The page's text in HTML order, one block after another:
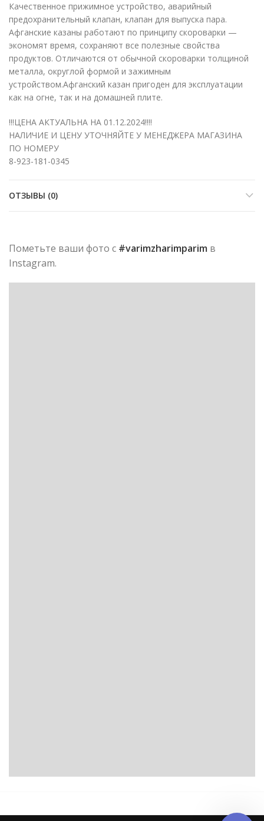
Качественное прижимное устройство, аварийный
предохранительный клапан, клапан для выпуска пара.
Афганские казаны работают по принципу скороварки —
экономят время, сохраняют все полезные свойства
продуктов. Отличаются от обычной скороварки толщиной
металла, округлой формой и зажимным
устройством.Афганский казан пригоден для эксплуатации
как на огне, так и на домашней плите.
!!!ЦЕНА АКТУАЛЬНА НА 01.12.2024!!!!
НАЛИЧИЕ И ЦЕНУ УТОЧНЯЙТЕ У МЕНЕДЖЕРА МАГАЗИНА
ПО НОМЕРУ
8-923-181-0345
ОТЗЫВЫ (0)
Пометьте ваши фото с #varimzharimparim в
Instagram.